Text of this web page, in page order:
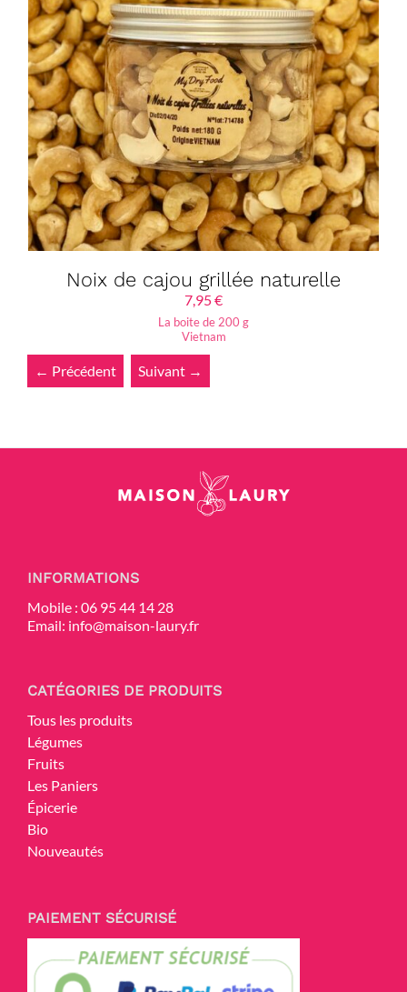
Noix de cajou grillée naturelle
7,95€
La boite de 200 g
Vietnam
← Précédent Suivant →
INFORMATIONS
Mobile : 06 95 44 14 28
Email: info@maison-laury.fr
CATÉGORIES DE PRODUITS
Tous les produits
Légumes
Fruits
Les Paniers
Épicerie
Bio
Nouveautés
PAIEMENT SÉCURISÉ